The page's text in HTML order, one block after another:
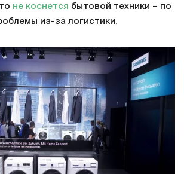
не коснется бытовой техники – по
из-за логистики.